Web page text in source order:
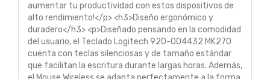
aumentar tu productividad con estos dispositivos de
alto rendimiento!</p> <h3>Diseño ergonómico y
duradero</h3> <p>Diseñado pensando en la comodidad
del usuario, el Teclado Logitech 920-004432 MK270
cuenta con teclas silenciosas y de tamaño estándar
que facilitan la escritura durante largas horas. Además,